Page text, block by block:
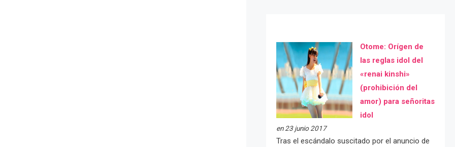
Otome: Orígen de
las reglas idol del
«renai kinshi»
(prohibición del
amor) para señoritas
idol
en 23 junio 2017
Tras el escándalo suscitado por el anuncio de